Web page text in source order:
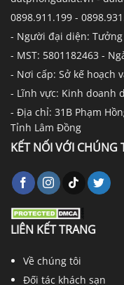
0898.911.199 -
- Người đại diện: Tưởng
- MST: 5801182463 -
- Nơi cấp: Sở kế hoạch
- Lĩnh vực: Kinh doanh
- Địa chỉ: 31B Phạm
Tỉnh Lâm Đồng
KẾT NỐI VỚI CHÚNG
LIÊN KẾT TRANG
Về chúng tôi
Đối tác khách sạn